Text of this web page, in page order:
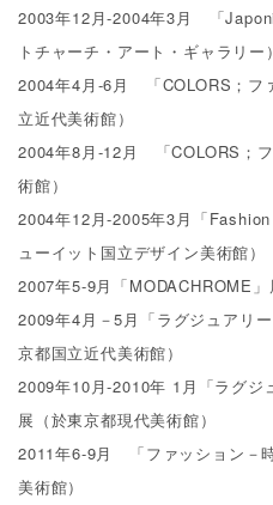
2003年12月-2004年3月 「
トチャーチ・アート・ギャラリー）
2004年4月-6月 「COLORS；フ
立近代美術館）
2004年8月-12月 「COLORS；
術館）
2004年12月-2005年3月「
ューイット国立デザイン美術館）
2007年5-9月「MODACHROME」
2009年4月－5月「ラグジュアリ
京都国立近代美術館）
2009年10月-2010年 1月「ラグジ
展（於東京都現代美術館）
2011年6-9月 「ファッション－
美術館）